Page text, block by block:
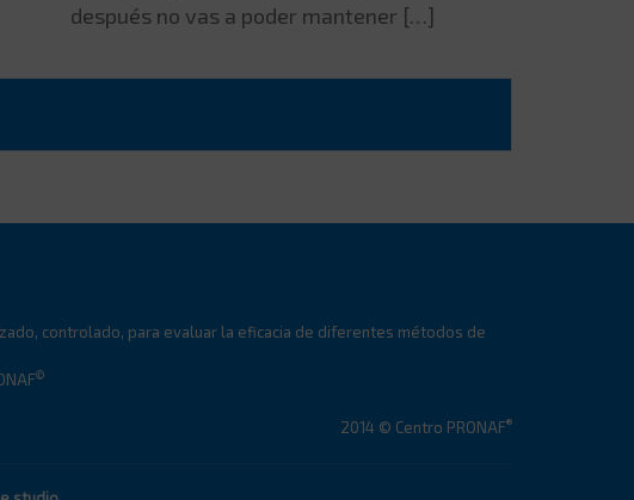
después no vas a poder mantener […]
controlado, para evaluar la eficacia de diferentes métodos de
©
2014 © Centro PRONAF®